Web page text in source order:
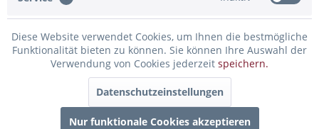
Infos zum Hersteller
Folgende Infos zum Hersteller sind verfübar...... mehr
Diese Website verwendet Cookies, um Ihnen die bestmögliche
Funktionalität bieten zu können. Sie können Ihre Auswahl der
Verwendung von Cookies jederzeit speichern.
Datenschutzeinstellungen
Nur funktionale Cookies akzeptieren